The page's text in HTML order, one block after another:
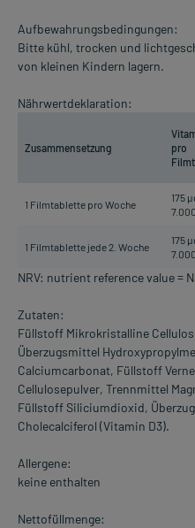
Aufbewahrungsbedingungen:
Bitte kühl, trocken und
von kleinen Kindern lagern.
Nährwertdeklaration:
Zusammensetzung
pro
1 Filmtablette pro Woche
175
1 Filmtablette jede 2. Woche
175
NRV: nutrient reference value =
Zutaten:
Füllstoff Mikrokristalline
Überzugsmittel
Calciumcarbonat, Füllstoff
Cellulosepulver, Trennmittel
Füllstoff Siliciumdioxid,
Cholecalciferol (Vitamin D3).
Allergene:
keine enthalten
Nettofüllmenge: